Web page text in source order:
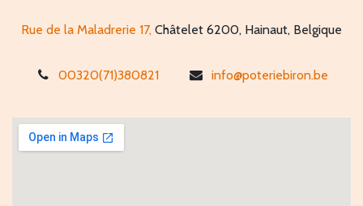
Rue de la Maladrerie 17, Châtelet 6200, Hainaut, Belgique
00320(71)380821 info@poteriebiron.be